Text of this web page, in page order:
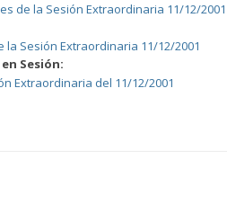
de la Sesión Extraordinaria 11/12/2001
la Sesión Extraordinaria 11/12/2001
Sesión:
Extraordinaria del 11/12/2001